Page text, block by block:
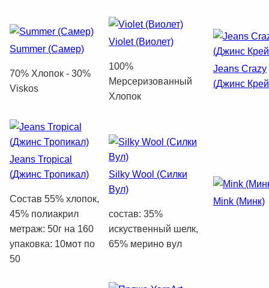
Summer (Самер)
70% Хлопок - 30%
Viskos
Violet (Виолет)
100%
Mерсеризованный
Хлопок
Jeans Crazy
(Джинс
Jeans Tropical
(Джинс Тропикал)
Состав 55% хлопок,
45% полиакрил
метраж: 50г на 160
упаковка: 10мот по
50
Silky Wool (Силки
Вул)
состав: 35%
искуственный шелк,
65% мерино вул
Mink (Минк)